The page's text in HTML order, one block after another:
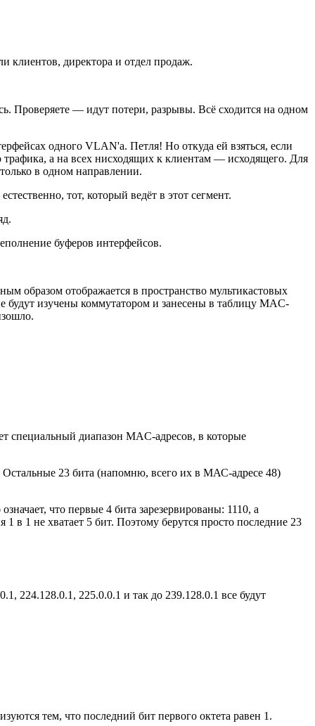
клиентов, директора и отдел продаж.
Проверяете — идут потери, разрывы. Всё сходится на одном
одного VLAN'а. Петля! Но откуда ей взяться, если
а на всех нисходящих к клиентам — исходящего. Для
в одном направлении.
тот, который ведёт в этот сегмент.
буферов интерфейсов.
образом отображается в пространство мультикастовых
будут изучены коммутатором и занесены в таблицу MAC-
специальный диапазон MAC-адресов, в которые
Остальные 23 бита (напомню, всего их в МАС-адресе 48)
что первые 4 бита зарезервированы: 1110, а
в 1 не хватает 5 бит. Поэтому берутся просто последние 23
224.128.0.1, 225.0.0.1 и так до 239.128.0.1 все будут
тем, что последний бит первого октета равен 1.